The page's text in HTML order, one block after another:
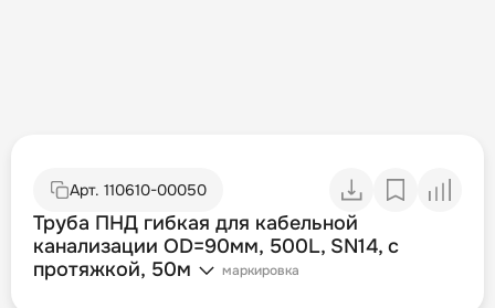
Арт. 110610-00050
Труба ПНД гибкая для кабельной
канализации OD=90мм, 500L, SN14, с
протяжкой, 50м
маркировка